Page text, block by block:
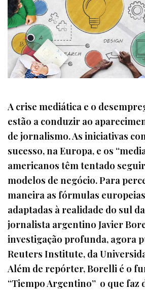
A crise mediática e o
estão a conduzir ao
de jornalismo. As iniciativas
sucesso, na Europa, e os
americanos têm tentado
modelos de negócio. Para
maneira as fórmulas
adaptadas à realidade do sul
jornalista argentino Javier
investigação profunda, agora
Reuters Institute, da
Além de repórter, Borelli é o
“Tiempo Argentino” o que faz